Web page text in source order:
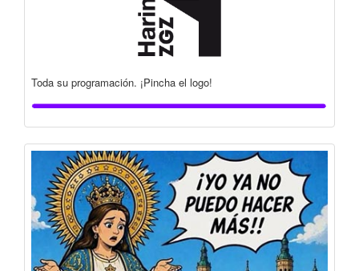
Toda su programación. ¡Pincha el logo!